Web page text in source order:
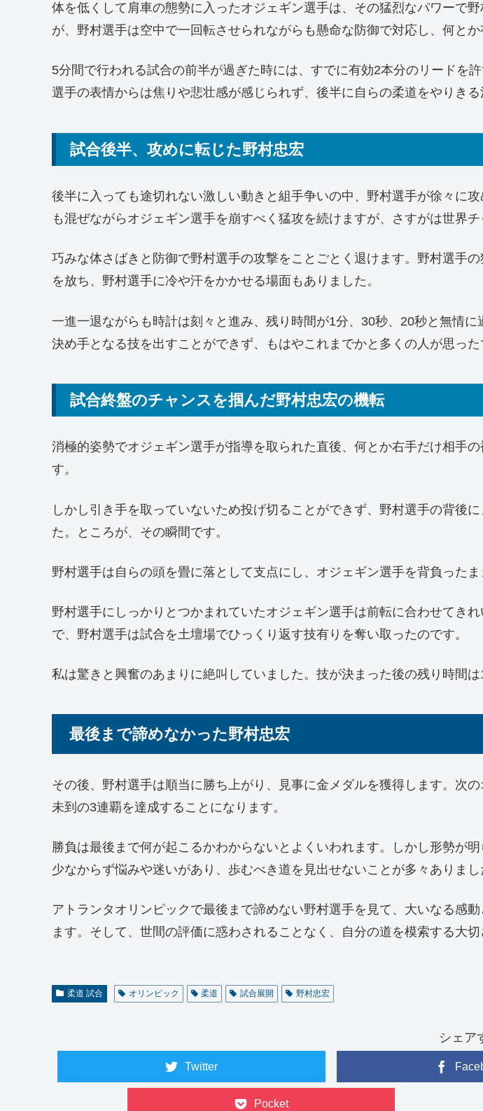
体を低くして肩車の態勢に入ったオジェギン選手は、その猛烈なパワーで
が、野村選手は空中で一回転させられながらも懸命な防御で対応し、何とか
5分間で行われる試合の前半が過ぎた時には、すでに有効2本分のリードを
選手の表情からは焦りや悲壮感が感じられず、後半に自らの柔道をやりきる
試合後半、攻めに転じた野村忠宏
後半に入っても途切れない激しい動きと組手争いの中、野村選手が徐々に
も混ぜながらオジェギン選手を崩すべく猛攻を続けますが、さすがは世界
巧みな体さばきと防御で野村選手の攻撃をことごとく退けます。野村選手
を放ち、野村選手に冷や汗をかかせる場面もありました。
一進一退ながらも時計は刻々と進み、残り時間が1分、30秒、20秒と無情
決め手となる技を出すことができず、もはやこれまでかと多くの人が思った
試合終盤のチャンスを掴んだ野村忠宏の機転
消極的姿勢でオジェギン選手が指導を取られた直後、何とか右手だけ相手
す。
しかし引き手を取っていないため投げ切ることができず、野村選手の背後
た。ところが、その瞬間です。
野村選手は自らの頭を畳に落として支点にし、オジェギン選手を背負った
野村選手にしっかりとつかまれていたオジェギン選手は前転に合わせてき
で、野村選手は試合を土壇場でひっくり返す技有りを奪い取ったのです。
私は驚きと興奮のあまりに絶叫していました。技が決まった後の残り時間は
最後まで諦めなかった野村忠宏
その後、野村選手は順当に勝ち上がり、見事に金メダルを獲得します。次
未到の3連覇を達成することになります。
勝負は最後まで何が起こるかわからないとよくいわれます。しかし形勢が
少なからず悩みや迷いがあり、歩むべき道を見出せないことが多々ありまし
アトランタオリンピックで最後まで諦めない野村選手を見て、大いなる感
ます。そして、世間の評価に惑わされることなく、自分の道を模索する大
柔道 試合 オリンピック 柔道 試合展開 野村忠宏
シェア
Twitter
Pocket